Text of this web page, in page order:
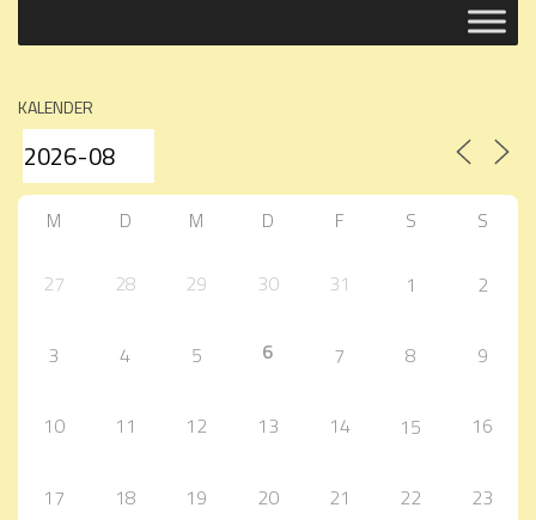
KALENDER
M D M D F S S
27 28 29 30 31 1 2
3 4 5 6 7 8 9
10 11 12 13 14 15 16
17 18 19 20 21 22 23